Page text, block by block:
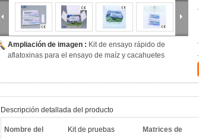
Ampliación de imagen : Kit de ensayo rápido de
aflatoxinas para el ensayo de maíz y cacahuetes
Descripción detallada del producto
Nombre del
Kit de pruebas
Matrices de